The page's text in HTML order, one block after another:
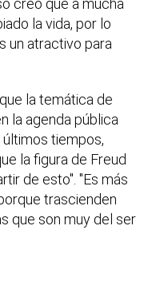
creo que a mucha
la vida, por lo
un atractivo para
la temática de
la agenda pública
tiempos,
la figura de Freud
de esto". "Es más
trascienden
que son muy del ser